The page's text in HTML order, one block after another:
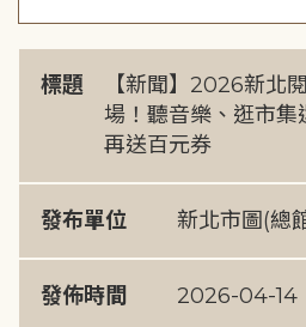
標題
【新聞】2026新北
場！聽音樂、逛市
再送百元券
發布單位 新北市圖(總
發佈時間 2026-04-14